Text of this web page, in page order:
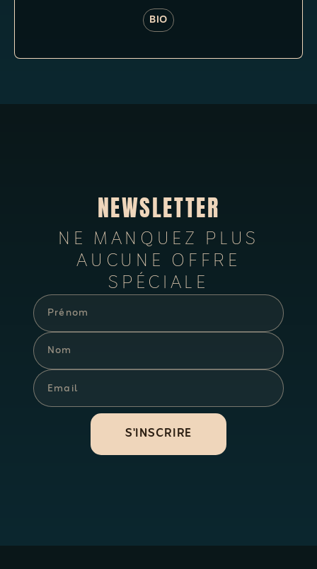
BIO
NEWSLETTER
NE MANQUEZ PLUS
AUCUNE OFFRE
SPÉCIALE
S'INSCRIRE